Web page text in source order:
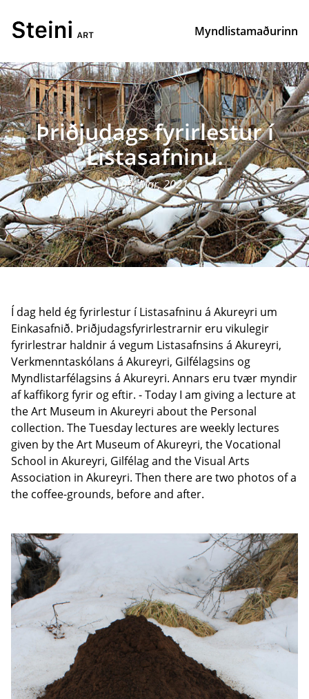
Myndlistamaðurinn
Þriðjudags fyrirlestur í
Listasafninu.
09, Mar, 2021
Í dag held ég fyrirlestur í Listasafninu á Akureyri um
Einkasafnið. Þriðjudagsfyrirlestrarnir eru vikulegir
fyrirlestrar haldnir á vegum Listasafnsins á Akureyri,
Verkmenntaskólans á Akureyri, Gilfélagsins og
Myndlistarfélagsins á Akureyri. Annars eru tvær myndir
af kaffikorg fyrir og eftir. - Today I am giving a lecture at
the Art Museum in Akureyri about the Personal
collection. The Tuesday lectures are weekly lectures
given by the Art Museum of Akureyri, the Vocational
School in Akureyri, Gilfélag and the Visual Arts
Association in Akureyri. Then there are two photos of a
the coffee-grounds, before and after.